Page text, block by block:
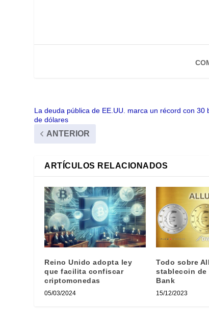
La deuda pública de EE.UU. marca un récord con 30
de dólares
ANTERIOR
ARTÍCULOS RELACIONADOS
Reino Unido adopta ley
que facilita confiscar
criptomonedas
05/03/2024
Todo sobre
stablecoin de
Bank
15/12/2023